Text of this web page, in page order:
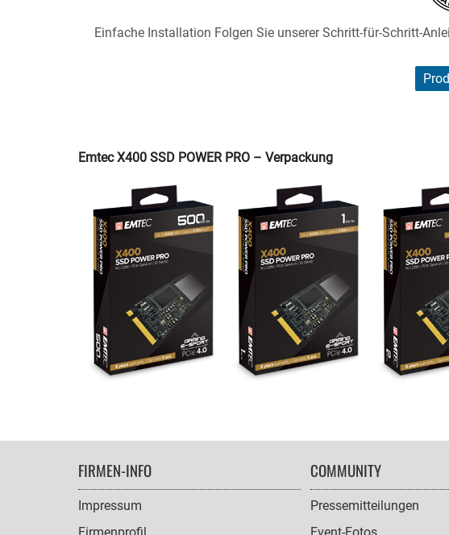
Einfache Installation Folgen Sie unserer Schritt-für-Schritt-
Emtec X400 SSD POWER PRO – Verpackung
FOOTER
NAVIGATION
FIRMEN-INFO
Impressum
COMMUNITY
Pressemitteilungen